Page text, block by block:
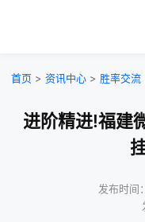
首页 > 资讯中心 > 胜率交流
进阶精进!福建
发布时间